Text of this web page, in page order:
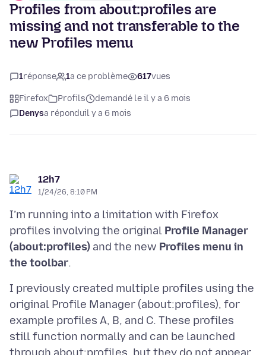
Profiles from about:profiles are
missing and not transferable to the
new Profiles menu
1réponse 1a ce problème 617vues
Firefox Profils
demandé le il y a 6 mois
Denysa réponduil y a 6 mois
12h7
1/24/26, 8:10 PM
I’m running into a limitation with Firefox
profiles involving the original Profile Manager
(about:profiles) and the new Profiles menu in
the toolbar
I previously created multiple profiles using the
original Profile Manager (about:profiles), for
example profiles A, B, and C. These profiles
still function normally and can be launched